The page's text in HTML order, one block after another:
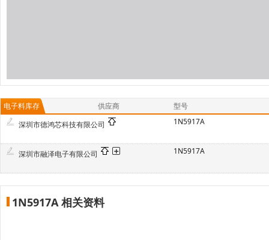
电子料库存 供应商
型号
深圳市德鸿芯科技有限公司
1N5917A
深圳市融泽电子有限公司 1N5917A
1N5917A 相关资料